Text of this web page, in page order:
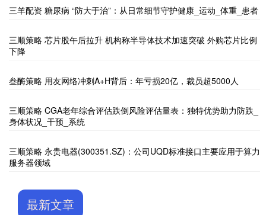
三羊配资 糖尿病 “防大于治”：从日常细节守护健康_运动_体重_患者
三顺策略 芯片股午后拉升 机构称半导体技术加速突破 外购芯片比例
下降
叁酶策略 用友网络冲刺A+H背后：年亏损20亿，裁员超5000人
三顺策略 CGA老年综合评估跌倒风险评估量表：独特优势助力防跌_
身体状况_干预_系统
三顺策略 永贵电器(300351.SZ)：公司UQD标准接口主要应用于算力
服务器领域
最新文章